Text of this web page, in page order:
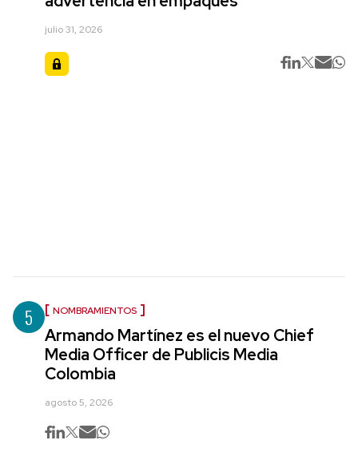
julio 31, 2026
5 NOMBRAMIENTOS
Armando Martínez es el nuevo Chief
Media Officer de Publicis Media
Colombia
agosto 5, 2026